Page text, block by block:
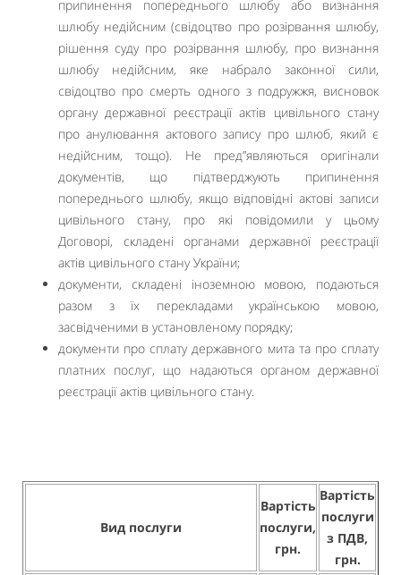
припинення попереднього шлюбу або визнання
шлюбу недійсним (свідоцтво про розірвання шлюбу,
рішення суду про розірвання шлюбу, про визнання
шлюбу недійсним, яке набрало законної сили,
свідоцтво про смерть одного з подружжя, висновок
органу державної реєстрації актів цивільного стану
про анулювання актового запису про шлюб, який є
недійсним, тощо). Не пред”являються оригінали
документів, що підтверджують припинення
попереднього шлюбу, якщо відповідні актові записи
цивільного стану, про які повідомили у цьому
Договорі, складені органами державної реєстрації
актів цивільного стану України;
документи, складені іноземною мовою, подаються
разом з їх перекладами українською мовою,
засвідченими в установленому порядку;
документи про сплату державного мита та про сплату
платних послуг, що надаються органом державної
реєстрації актів цивільного стану.
Вид послуги
Вартість
послуги,
грн.
Вартість
послуги
з ПДВ,
грн.